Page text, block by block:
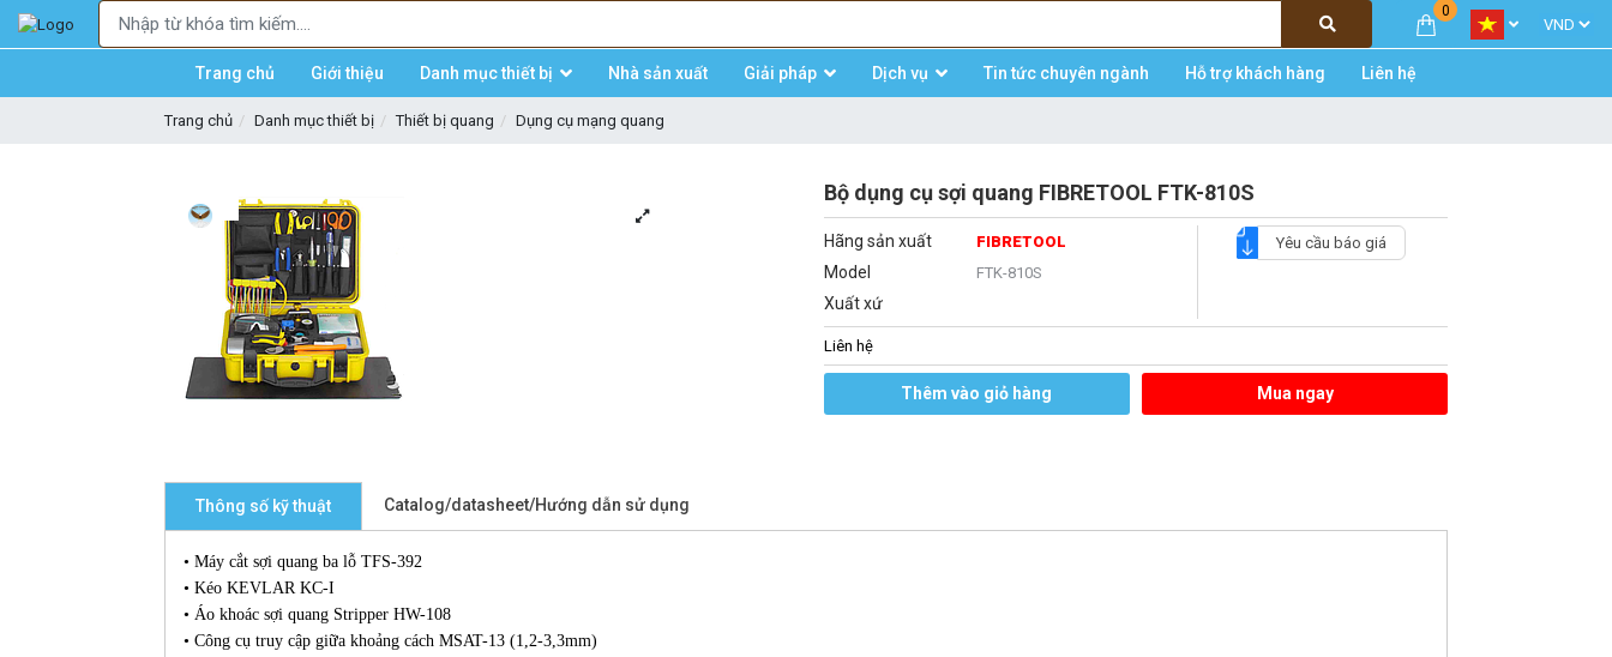
0
Trang chủ Giới thiệu Danh mục thiết bị Nhà sản xuất Giải pháp Dịch vụ Tin tức chuyên ngành Hỗ trợ khách hàng Liên hệ
Trang chủ Danh mục thiết bị Thiết bị quang Dụng cụ mạng quang
Bộ dụng cụ sợi quang FIBRETOOL FTK-810S
Hãng sản xuất FIBRETOOL
Model FTK-810S
Xuất xứ
Yêu cầu báo giá
Liên hệ
Thêm vào giỏ hàng Mua ngay
Thông số kỹ thuật Catalog/datasheet/Hướng dẫn sử dụng
• Máy cắt sợi quang ba lỗ TFS-392
• Kéo KEVLAR KC-I
• Áo khoác sợi quang Stripper HW-108
• Công cụ truy cập giữa khoảng cách MSAT-13 (1,2-3,3mm)